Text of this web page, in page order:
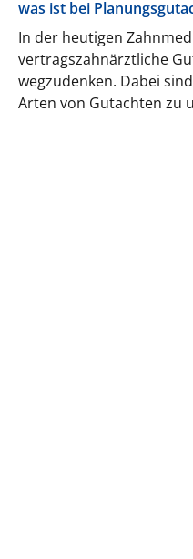
was ist bei
beachten?
In der heutigen
vertragszahnärztliche
wegzudenken. Dabei
Arten von Gutachten zu
Planungsgutachten der